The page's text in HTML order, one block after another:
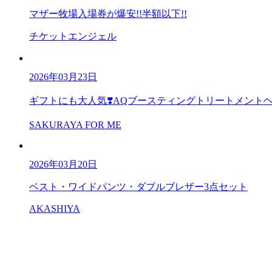
マザー牧場入場券が爆安!!半額以下!!
チケットエンジェル
2026年03月23日
ギフトにも大人気❣️AQブースティングトリートメント
SAKURAYA FOR ME
2026年03月20日
ベスト・ワイドパンツ・ダブルブレザー3点セット
AKASHIYA